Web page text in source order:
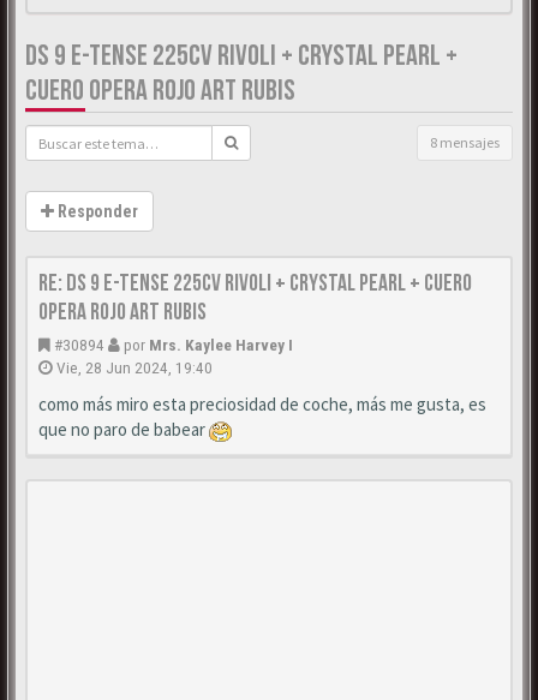
DS 9 E-TENSE 225CV RIVOLI + CRYSTAL PEARL +
CUERO OPERA ROJO ART RUBIS
8 mensajes
Responder
Re: DS 9 E-Tense 225cv Rivoli + Crystal Pearl + Cuero
Opera Rojo Art Rubis
#30894 por Mrs. Kaylee Harvey I
Vie, 28 Jun 2024, 19:40
como más miro esta preciosidad de coche, más me gusta, es
que no paro de babear